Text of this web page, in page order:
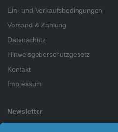
Ein- und Verkaufsbedingungen
Versand & Zahlung
Datenschutz
Hinweisgeberschutzgesetz
Kontakt
Impressum
Newsletter